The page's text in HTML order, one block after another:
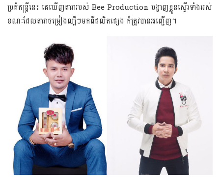
ប្រគំតន្ត្រីនេះ គេឃើញតារារបស់ Bee Production បង្ហាញខ្លួនស្ទើរទាំងអស់
ខណៈ​​ដែល​តារា​ចម្រៀង​ល្បីៗ​មក​ពី​ផលិត​ផ្សេង ក៏ត្រូវបាន​អញ្ជើញ។